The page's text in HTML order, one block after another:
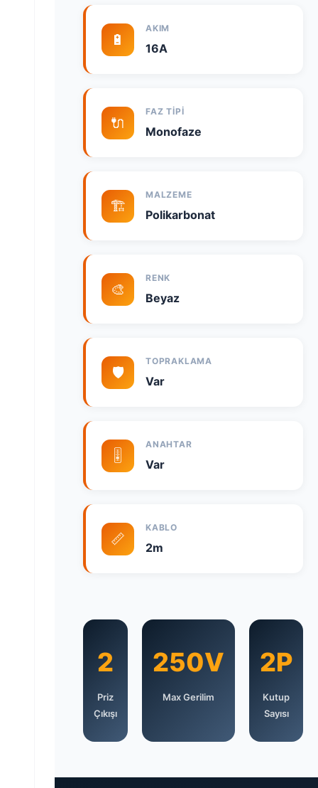
🔋
AKIM
16A
🔌
FAZ TIPI
Monofaze
🏗️
MALZEME
Polikarbonat
🎨
RENK
Beyaz
🛡️
TOPRAKLAMA
Var
🎚️
ANAHTAR
Var
📏
KABLO
2m
2
Priz
Çıkışı
250V
Max Gerilim
2P
Kutup
Sayısı